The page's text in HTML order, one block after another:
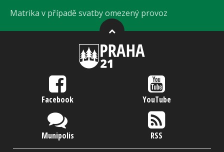
Matrika v případě svatby omezený provoz
Facebook YouTube
Munipolis RSS